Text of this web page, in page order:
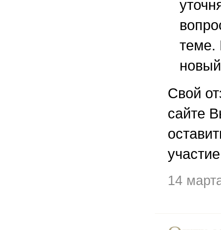
теме.
Свой
сайте
14